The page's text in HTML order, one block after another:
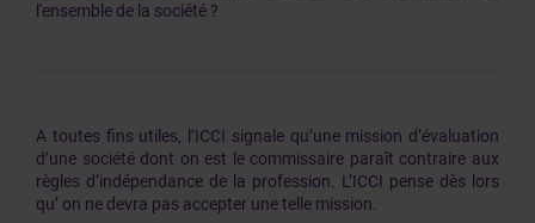
l'ensemble de la société ?
A toutes fins utiles, l’ICCI signale qu’une mission d’évaluation
d’une société dont on est le commissaire paraît contraire aux
règles d’indépendance de la profession. L’ICCI pense dès lors
qu’ on ne devra pas accepter une telle mission.